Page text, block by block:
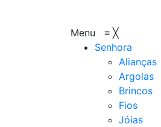
Menu ≡ ╳
Senhora
Alianças
Argolas
Brincos
Fios
Jóias